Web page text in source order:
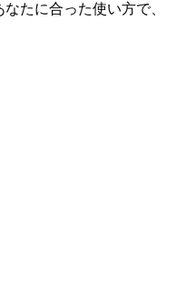
たに合った使い方で、